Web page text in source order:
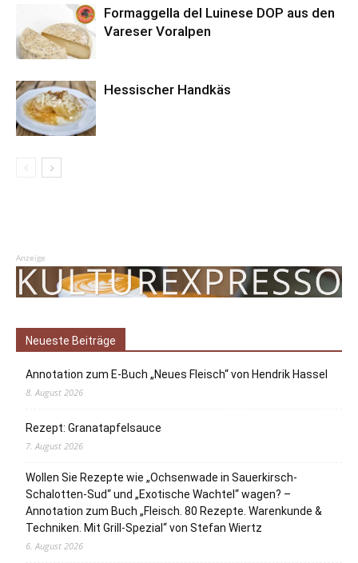
Formaggella del Luinese DOP aus den
Vareser Voralpen
Hessischer Handkäs
Anzeige
Neueste Beiträge
Annotation zum E-Buch „Neues Fleisch“ von Hendrik Hassel
8. August 2026
Rezept: Granatapfelsauce
7. August 2026
Wollen Sie Rezepte wie „Ochsenwade in Sauerkirsch-
Schalotten-Sud“ und „Exotische Wachtel“ wagen? –
Annotation zum Buch „Fleisch. 80 Rezepte. Warenkunde &
Techniken. Mit Grill-Spezial“ von Stefan Wiertz
6. August 2026